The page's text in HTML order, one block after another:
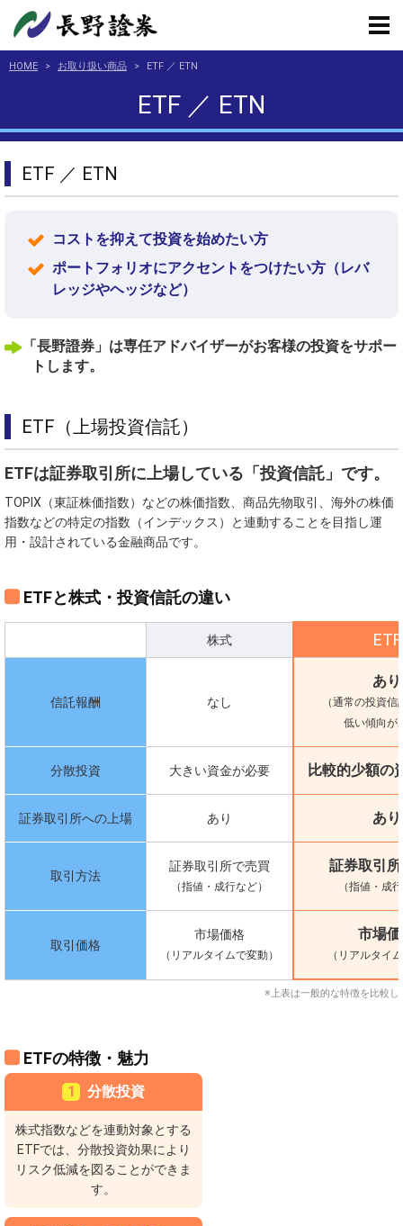
HOME > お取り扱い商品 > ETF ／ ETN
ETF ／ ETN
ETF ／ ETN
コストを抑えて投資を始めたい方
ポートフォリオにアクセントをつけたい方（レバ
レッジやヘッジなど）
「長野證券」は専任アドバイザーがお客様の投資をサポー
トします。
ETF（上場投資信託）
ETFは証券取引所に上場している「投資信託」です。
TOPIX（東証株価指数）などの株価指数、商品先物取引、海外の株価
指数などの特定の指数（インデックス）と連動することを目指し運
用・設計されている金融商品です。
ETFと株式・投資信託の違い
株式 ETF
※上表は一般的な特徴を比較
信託報酬 なし
あり
（通常の投資
低い傾向が
分散投資 大きい資金が必要 比較的少額の
証券取引所への上場 あり あり
取引方法
証券取引所で売買
（指値・成行など）
証券取引
（指値・成
取引価格
市場価格
（リアルタイムで変動）
市場
（リアルタイ
ETFの特徴・魅力
1 分散投資
株式指数などを連動対象とする
ETFでは、分散投資効果により
リスク低減を図ることができま
す。